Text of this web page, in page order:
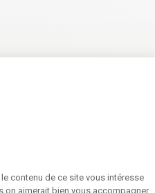
contenu de ce site vous intéresse
on aimerait bien vous accompagner